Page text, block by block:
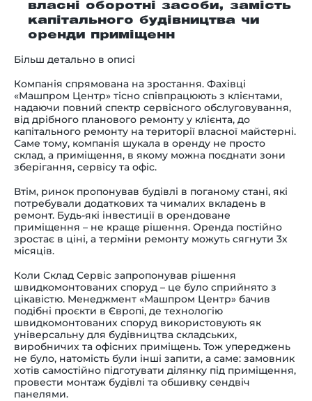
власні оборотні засоби, замість
капітального будівництва чи
оренди приміщенн
Більш детально в описі
Компанія спрямована на зростання. Фахівці
«Машпром Центр» тісно співпрацюють з клієнтами,
надаючи повний спектр сервісного обслуговування,
від дрібного планового ремонту у клієнта, до
капітального ремонту на території власної майстерні.
Саме тому, компанія шукала в оренду не просто
склад, а приміщення, в якому можна поєднати зони
зберігання, сервісу та офіс.
Втім, ринок пропонував будівлі в поганому стані, які
потребували додаткових та чималих вкладень в
ремонт. Будь-які інвестиції в орендоване
приміщення – не краще рішення. Оренда постійно
зростає в ціні, а терміни ремонту можуть сягнути 3х
місяців.
Коли Склад Сервіс запропонував рішення
швидкомонтованих споруд – це було сприйнято з
цікавістю. Менеджмент «Машпром Центр» бачив
подібні проєкти в Європі, де технологію
швидкомонтованих споруд використовують як
універсальну для будівництва складських,
виробничих та офісних приміщень. Тож упереджень
не було, натомість були інші запити, а саме: замовник
хотів самостійно підготувати ділянку під приміщення,
провести монтаж будівлі та обшивку сендвіч
панелями.